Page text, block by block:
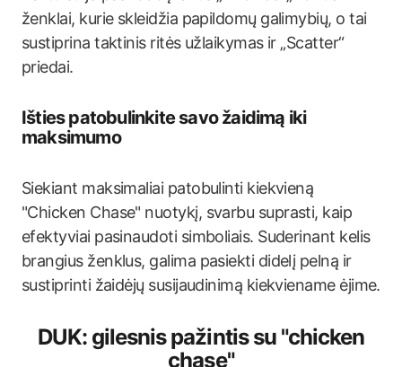
ženklai, kurie skleidžia papildomų galimybių, o tai
sustiprina taktinis ritės užlaikymas ir „Scatter“
priedai.
Išties patobulinkite savo žaidimą iki
maksimumo
Siekiant maksimaliai patobulinti kiekvieną
"Chicken Chase" nuotykį, svarbu suprasti, kaip
efektyviai pasinaudoti simboliais. Suderinant kelis
brangius ženklus, galima pasiekti didelį pelną ir
sustiprinti žaidėjų susijaudinimą kiekviename ėjime.
DUK: gilesnis pažintis su "chicken
chase"